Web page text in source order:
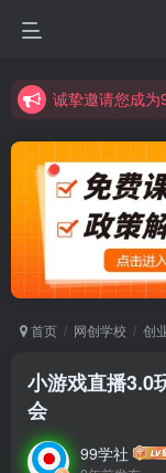
诚挚邀请您成
诚挚邀请您成为
学习路上不孤独，99学社与你同行！分
首页 网创学校 创
小游戏直播3.0
会
99学社